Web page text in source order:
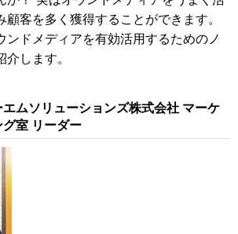
客を多く獲得することができます。
ンドメディアを有効活用するためのノ
します。
エムソリューションズ株式会社 マーケ
グ室 リーダー